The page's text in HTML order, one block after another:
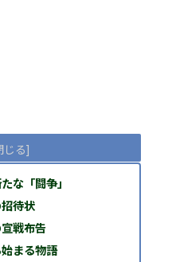
な「闘争」
待状
戦布告
まる物語